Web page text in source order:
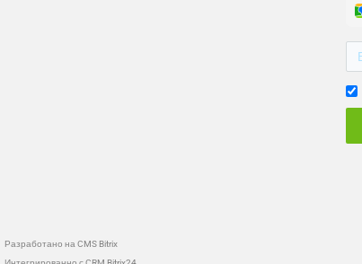
Разработано на CMS Bitrix